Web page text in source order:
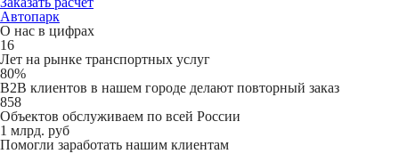
Автопарк
О нас в цифрах
16
Лет на рынке транспортных услуг
80%
B2B клиентов в нашем городе делают повторный заказ
858
Объектов обслуживаем по всей России
1 млрд. руб
Помогли заработать нашим клиентам